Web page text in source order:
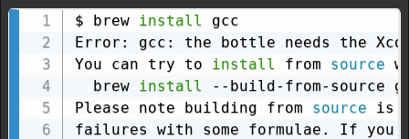
$ brew install gcc
Error: gcc: the bottle needs the
You can try to install from source
  brew
install --build-from-source
Please note building from source is
failures with some formulae. If you